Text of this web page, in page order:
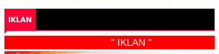
IKLAN
" IKLAN "